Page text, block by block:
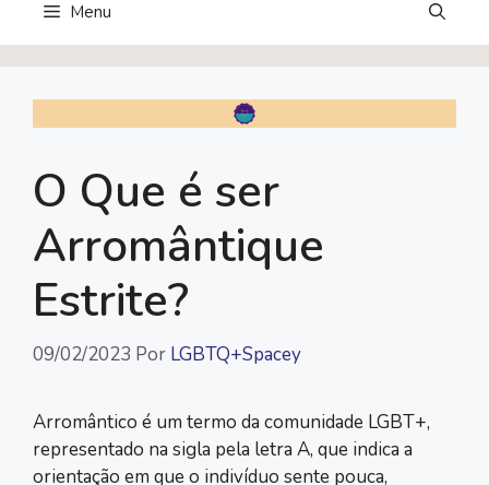
Menu
O Que é ser
Arromântique
Estrite?
09/02/2023 Por LGBTQ+Spacey
Arromântico é um termo da comunidade LGBT+,
representado na sigla pela letra A, que indica a
orientação em que o indivíduo sente pouca,